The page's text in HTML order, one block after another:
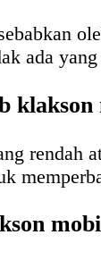
ada
rendah